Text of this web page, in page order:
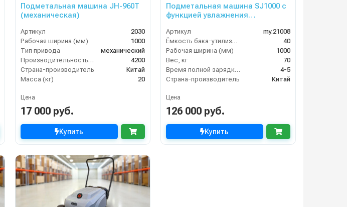
Подметальная машина JH-960T
(механическая)
Артикул
2030
Рабочая ширина (мм)
1000
Тип привода
механический
Производительность по площади (м2/ч)
4200
Страна-производитель
Китай
Масса (кг)
20
Цена
17 000 руб.
Купить
Подметальная машина SJ1000 с
функцией увлажнения
Артикул
my.21008
Ёмкость бака-утилизатора (л)
40
Рабочая ширина (мм)
1000
Вес, кг
70
Время полной зарядки аккумулятора (ч)
4-5
Страна-производитель
Китай
Цена
126 000 руб.
Купить